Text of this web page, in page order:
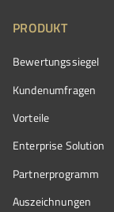
PRODUKT
Bewertungssiegel
Kundenumfragen
Vorteile
Enterprise Solution
Partnerprogramm
Auszeichnungen